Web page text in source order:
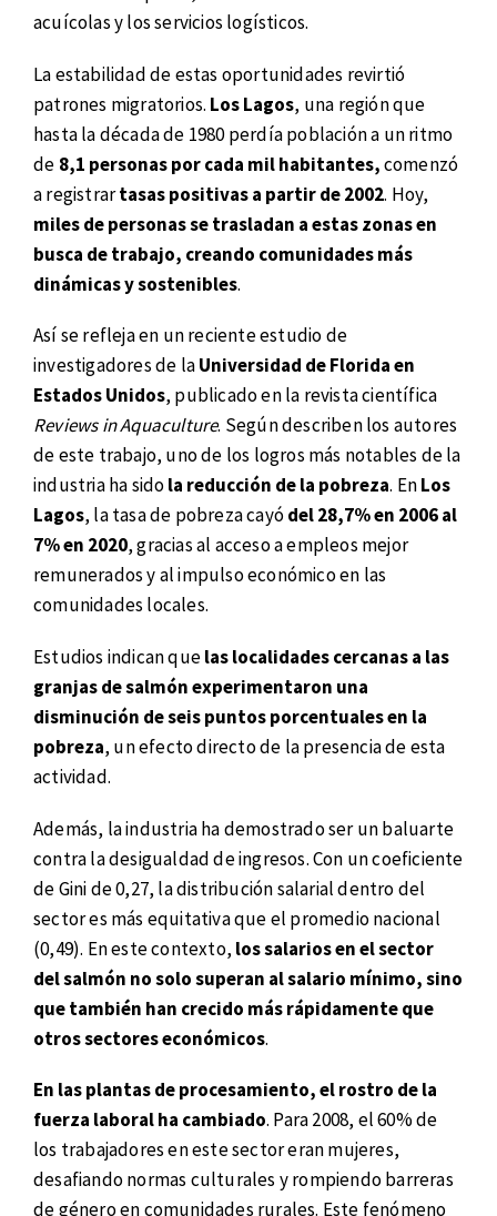
acuícolas y los servicios logísticos.
La estabilidad de estas oportunidades revirtió
patrones migratorios. Los Lagos, una región que
hasta la década de 1980 perdía población a un ritmo
de 8,1 personas por cada mil habitantes,comenzó
a registrartasas positivas a partir de 2002. Hoy,
miles de personas se trasladan a estas zonas en
busca de trabajo, creando comunidades más
dinámicas y sostenibles.
Así se refleja en un reciente estudio de
investigadores de laUniversidad de Florida en
Estados Unidos, publicado en la revista científica
Reviews in Aquaculture. Según describen los autores
de este trabajo, uno de los logros más notables de la
industria ha sidola reducción de la pobreza. EnLos
Lagos, la tasa de pobreza cayódel 28,7% en 2006 al
7% en 2020, gracias al acceso a empleos mejor
remunerados y al impulso económico en las
comunidades locales.
Estudios indican quelas localidades cercanas a las
granjas de salmón experimentaron una
disminución de seis puntos porcentuales en la
pobreza, un efecto directo de la presencia de esta
actividad.
Además, la industria ha demostrado ser un baluarte
contra la desigualdad de ingresos. Con un coeficiente
de Gini de 0,27, la distribución salarial dentro del
sector es más equitativa que el promedio nacional
(0,49). En este contexto, los salarios en el sector
del salmón no solo superan al salario mínimo, sino
que también han crecido más rápidamente que
otros sectores económicos.
En las plantas de procesamiento, el rostro de la
fuerza laboral ha cambiado. Para 2008, el 60% de
los trabajadores en este sector eran mujeres,
desafiando normas culturales y rompiendo barreras
de género en comunidades rurales. Este fenómeno